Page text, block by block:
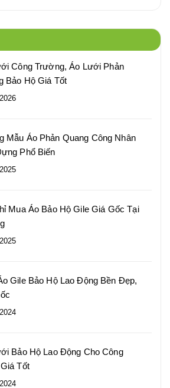
Công Trường, Áo Lưới Phản
Bảo Hộ Giá Tốt
Mẫu Áo Phản Quang Công Nhân
Phổ Biến
Mua Áo Bảo Hộ Gile Giá Gốc Tại
Gile Bảo Hộ Lao Động Bền Đẹp,
Bảo Hộ Lao Động Cho Công
Tốt